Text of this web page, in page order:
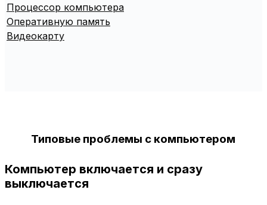
Процессор компьютера
Оперативную память
Видеокарту
Типовые проблемы с компьютером
Компьютер включается и сразу
выключается